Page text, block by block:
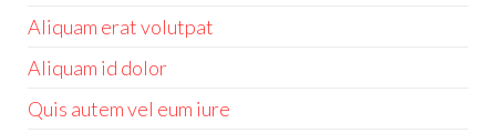
Aliquam erat volutpat
Aliquam id dolor
Quis autem vel eum iure